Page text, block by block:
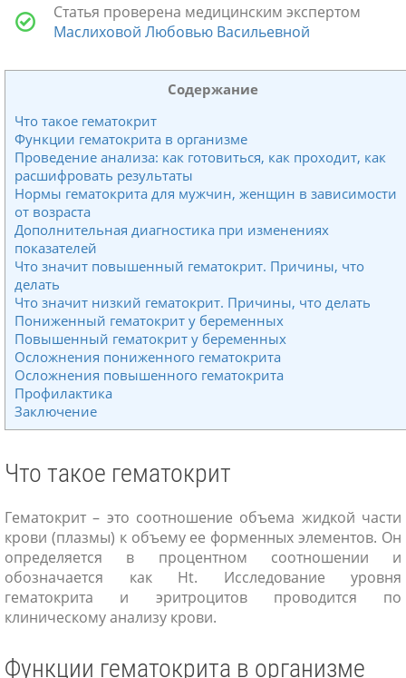
Статья проверена медицинским экспертом
Маслиховой Любовью Васильевной
Содержание
Что такое гематокрит
Функции гематокрита в организме
Проведение анализа: как готовиться, как проходит, как
расшифровать результаты
Нормы гематокрита для мужчин, женщин в зависимости
от возраста
Дополнительная диагностика при изменениях
показателей
Что значит повышенный гематокрит. Причины, что
делать
Что значит низкий гематокрит. Причины, что делать
Пониженный гематокрит у беременных
Повышенный гематокрит у беременных
Осложнения пониженного гематокрита
Осложнения повышенного гематокрита
Профилактика
Заключение
Что такое гематокрит
Гематокрит – это соотношение объема жидкой части
крови (плазмы) к объему ее форменных элементов. Он
определяется в процентном соотношении и
обозначается как Ht. Исследование уровня
гематокрита и эритроцитов проводится по
клиническому анализу крови.
Функции гематокрита в организме